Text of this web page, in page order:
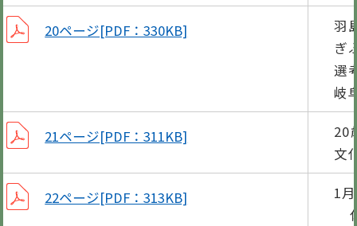
20ページ[PDF：330KB]
羽
ぎ
選
岐
21ページ[PDF：311KB]
20
文
22ページ[PDF：313KB]
1
休